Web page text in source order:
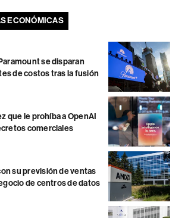
ECONÓMICAS
se disparan
de costos tras la fusión
que le prohíba a OpenAI
comerciales
su previsión de ventas
de centros de datos